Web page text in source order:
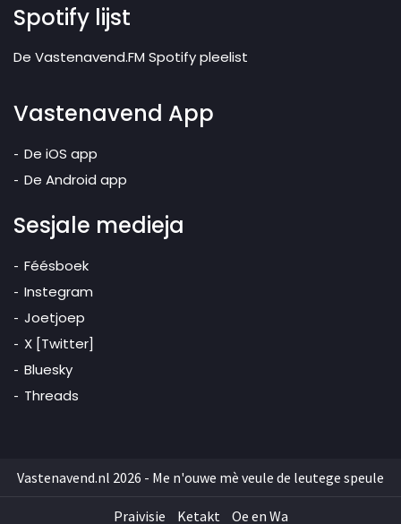
Spotify lijst
De Vastenavend.FM Spotify pleelist
Vastenavend App
De iOS app
De Android app
Sesjale medieja
Féésboek
Instegram
Joetjoep
X [Twitter]
Bluesky
Threads
Vastenavend.nl 2026 - Me n'ouwe mè veule de leutege speule
Praivisie Ketakt Oe en Wa